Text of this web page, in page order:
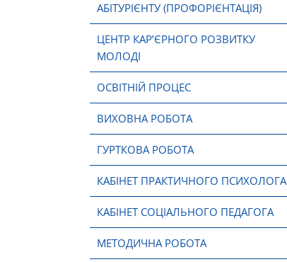
АБІТУРІЄНТУ (ПРОФОРІЄНТАЦІЯ)
ЦЕНТР КАР’ЄРНОГО РОЗВИТКУ
МОЛОДІ
ОСВІТНІЙ ПРОЦЕС
ВИХОВНА РОБОТА
ГУРТКОВА РОБОТА
КАБІНЕТ ПРАКТИЧНОГО ПСИХОЛОГА
КАБІНЕТ СОЦІАЛЬНОГО ПЕДАГОГА
МЕТОДИЧНА РОБОТА